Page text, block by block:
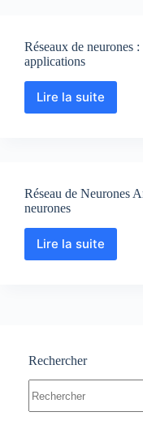
Réseaux de neurones
applications
Lire la suite
Réseaux
et
applications
Réseau de Neurones
neurones
Lire la suite
Réseau
de
réseau
neurones
Rechercher
résultat